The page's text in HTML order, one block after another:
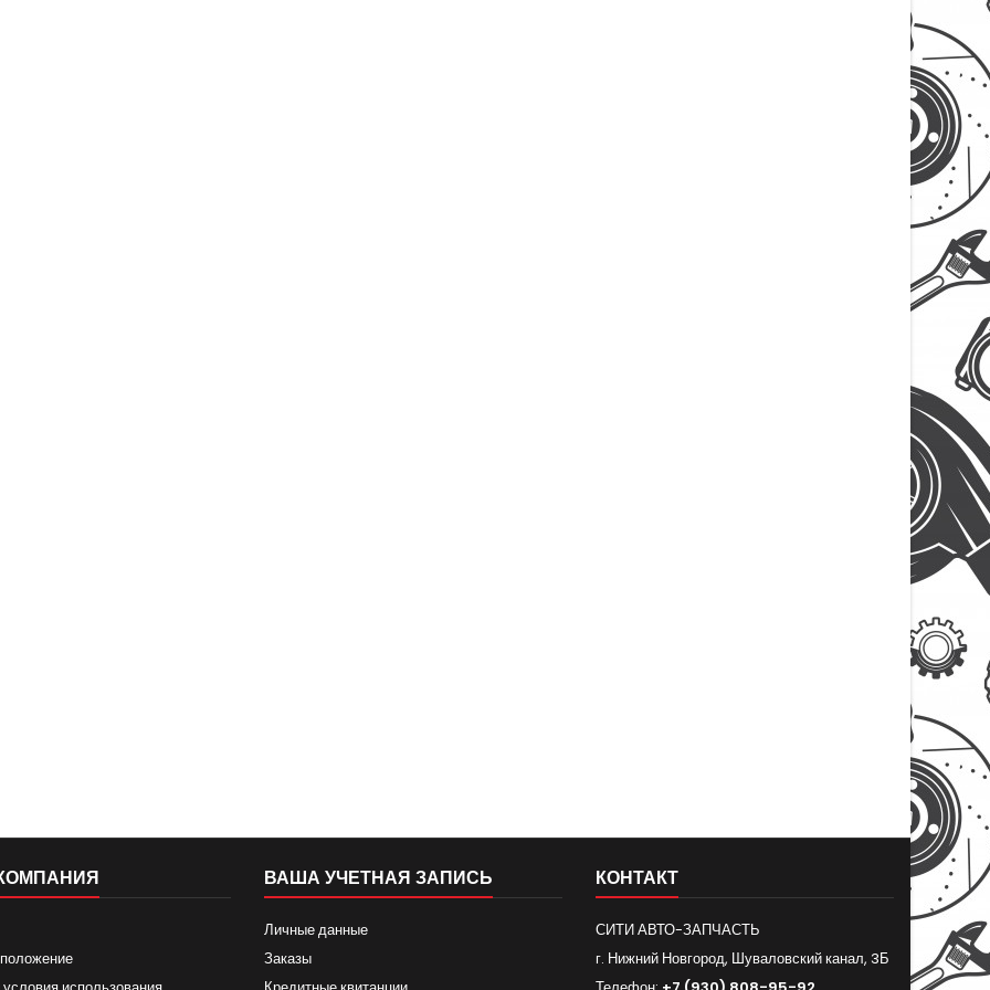
ВАША УЧЕТНАЯ ЗАПИСЬ
Личные данные
Заказы
КОНТАКТ
СИТИ АВТО-ЗАПЧАСТЬ
г. Нижний Новгород, Шуваловский канал, 3Б